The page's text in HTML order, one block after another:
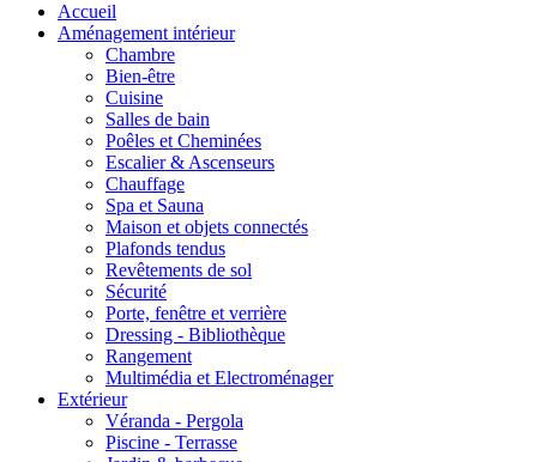
Accueil
Aménagement intérieur
Chambre
Bien-être
Cuisine
Salles de bain
Poêles et Cheminées
Escalier & Ascenseurs
Chauffage
Spa et Sauna
Maison et objets connectés
Plafonds tendus
Revêtements de sol
Sécurité
Porte, fenêtre et verrière
Dressing - Bibliothèque
Rangement
Multimédia et Electroménager
Extérieur
Véranda - Pergola
Piscine - Terrasse